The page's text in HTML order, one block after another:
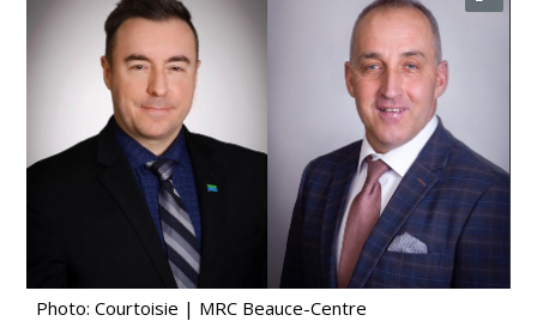
Photo: Courtoisie | MRC Beauce-Centre